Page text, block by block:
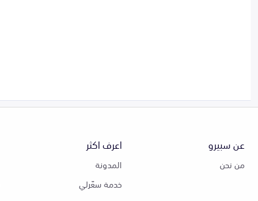
عن سبيرو
من نحن
اعرف اكثر
المدونة
خدمة سعّرلي